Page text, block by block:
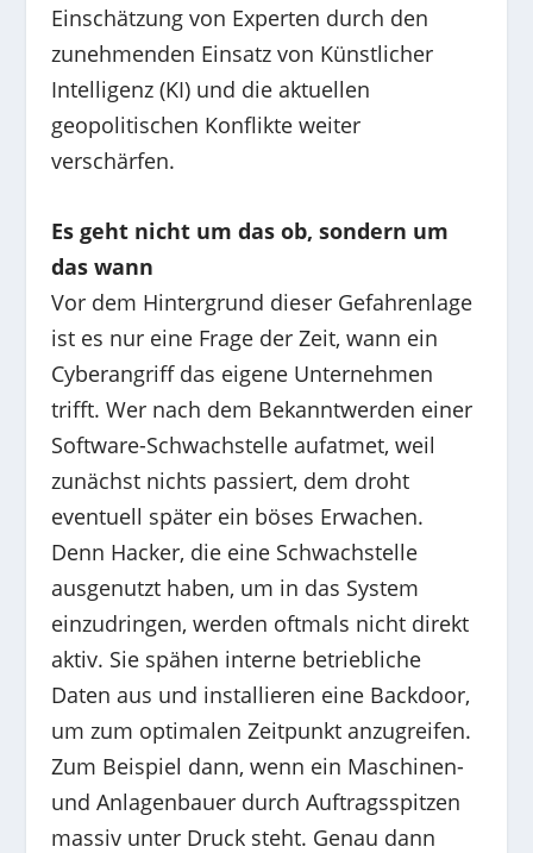
Einschätzung von Experten durch den
zunehmenden Einsatz von Künstlicher
Intelligenz (KI) und die aktuellen
geopolitischen Konflikte weiter
verschärfen.
Es geht nicht um das ob, sondern um
das wann
Vor dem Hintergrund dieser Gefahrenlage
ist es nur eine Frage der Zeit, wann ein
Cyberangriff das eigene Unternehmen
trifft. Wer nach dem Bekanntwerden einer
Software-Schwachstelle aufatmet, weil
zunächst nichts passiert, dem droht
eventuell später ein böses Erwachen.
Denn Hacker, die eine Schwachstelle
ausgenutzt haben, um in das System
einzudringen, werden oftmals nicht direkt
aktiv. Sie spähen interne betriebliche
Daten aus und installieren eine Backdoor,
um zum optimalen Zeitpunkt anzugreifen.
Zum Beispiel dann, wenn ein Maschinen-
und Anlagenbauer durch Auftragsspitzen
massiv unter Druck steht. Genau dann